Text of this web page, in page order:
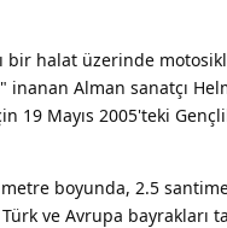
bir halat üzerinde
inanan Alman sanatçı
19 Mayıs 2005'teki
metre boyunda, 2.5
ve Avrupa bayrakları